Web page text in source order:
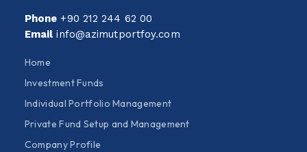
Phone +90 212 244 62 00
Email info@azimutportfoy.com
Home
Investment Funds
Individual Portfolio Management
Private Fund Setup and Management
Company Profile